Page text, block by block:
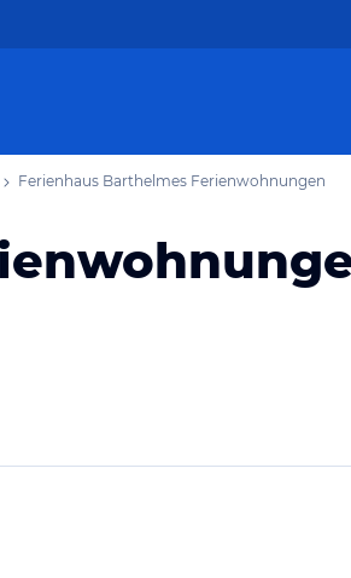
Ferienhaus Barthelmes Ferienwohnungen